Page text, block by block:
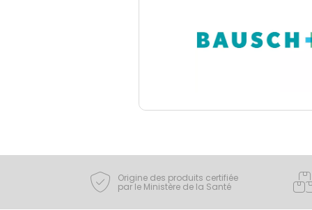
Origine des produits certifiée
par le Ministère de la Santé